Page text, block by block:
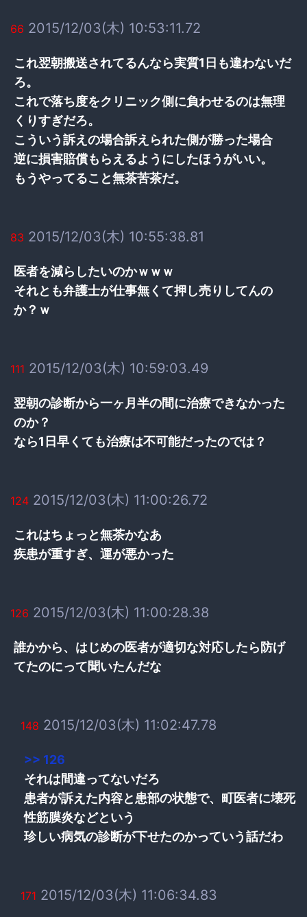
66 2015/12/03(木) 10:53:11.72
これ翌朝搬送されてるんなら実質1日も違わないだ
ろ。
これで落ち度をクリニック側に負わせるのは無理
くりすぎだろ。
こういう訴えの場合訴えられた側が勝った場合
逆に損害賠償もらえるようにしたほうがいい。
もうやってること無茶苦茶だ。
83 2015/12/03(木) 10:55:38.81
医者を減らしたいのかｗｗｗ
それとも弁護士が仕事無くて押し売りしてんの
か？ｗ
111 2015/12/03(木) 10:59:03.49
翌朝の診断から一ヶ月半の間に治療できなかった
のか？
なら1日早くても治療は不可能だったのでは？
124 2015/12/03(木) 11:00:26.72
これはちょっと無茶かなあ
疾患が重すぎ、運が悪かった
126 2015/12/03(木) 11:00:28.38
誰かから、はじめの医者が適切な対応したら防げ
てたのにって聞いたんだな
148 2015/12/03(木) 11:02:47.78
>> 126
それは間違ってないだろ
患者が訴えた内容と患部の状態で、町医者に壊死
性筋膜炎などという
珍しい病気の診断が下せたのかっていう話だわ
171 2015/12/03(木) 11:06:34.83